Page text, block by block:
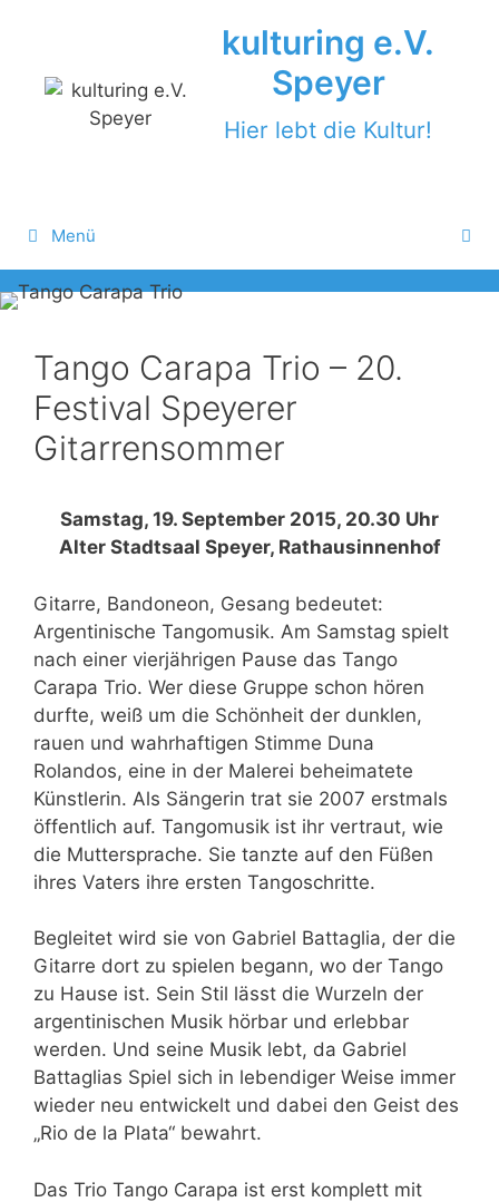
kulturing e.V.
Speyer
Hier lebt die Kultur!
Menü
Tango Carapa Trio – 20.
Festival Speyerer
Gitarrensommer
Samstag, 19. September 2015, 20.30 Uhr
Alter Stadtsaal Speyer, Rathausinnenhof
Gitarre, Bandoneon, Gesang bedeutet:
Argentinische Tangomusik. Am Samstag spielt
nach einer vierjährigen Pause das Tango
Carapa Trio. Wer diese Gruppe schon hören
durfte, weiß um die Schönheit der dunklen,
rauen und wahrhaftigen Stimme Duna
Rolandos, eine in der Malerei beheimatete
Künstlerin. Als Sängerin trat sie 2007 erstmals
öffentlich auf. Tangomusik ist ihr vertraut, wie
die Muttersprache. Sie tanzte auf den Füßen
ihres Vaters ihre ersten Tangoschritte.
Begleitet wird sie von Gabriel Battaglia, der die
Gitarre dort zu spielen begann, wo der Tango
zu Hause ist. Sein Stil lässt die Wurzeln der
argentinischen Musik hörbar und erlebbar
werden. Und seine Musik lebt, da Gabriel
Battaglias Spiel sich in lebendiger Weise immer
wieder neu entwickelt und dabei den Geist des
„Rio de la Plata“ bewahrt.
Das Trio Tango Carapa ist erst komplett mit